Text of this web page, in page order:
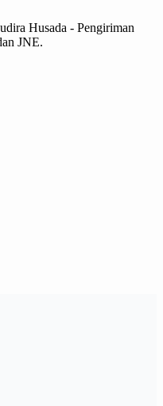
Husada - Pengiriman
JNE.